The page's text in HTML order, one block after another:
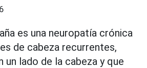
es una neuropatía crónica
de cabeza recurrentes,
un lado de la cabeza y que